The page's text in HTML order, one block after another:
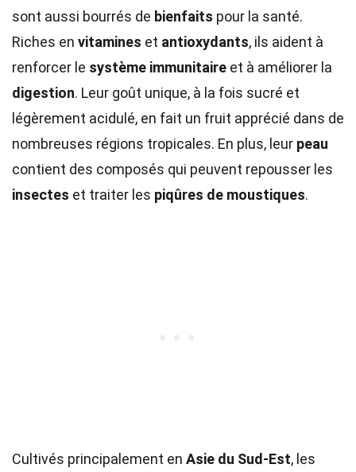
sont aussi bourrés de bienfaits pour la santé.
Riches en vitamines et antioxydants, ils aident à
renforcer le système immunitaire et à améliorer la
digestion. Leur goût unique, à la fois sucré et
légèrement acidulé, en fait un fruit apprécié dans de
nombreuses régions tropicales. En plus, leur peau
contient des composés qui peuvent repousser les
insectes et traiter les piqûres de moustiques.
Cultivés principalement en Asie du Sud-Est, les